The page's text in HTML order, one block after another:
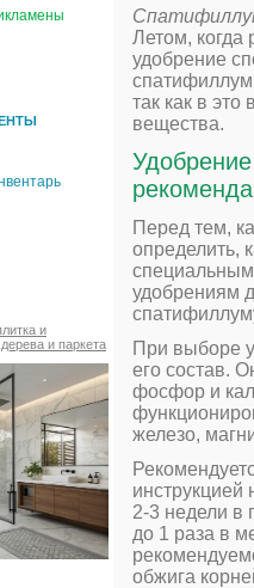
и
и паркета
Летом, когда
удобрение
спатифиллум
так как в
вещества.
Перед тем,
определить,
удобрениям
При выборе
его состав.
фосфор и
железо,
инструкцией
2-3 недели в
до 1 раза в
обжига